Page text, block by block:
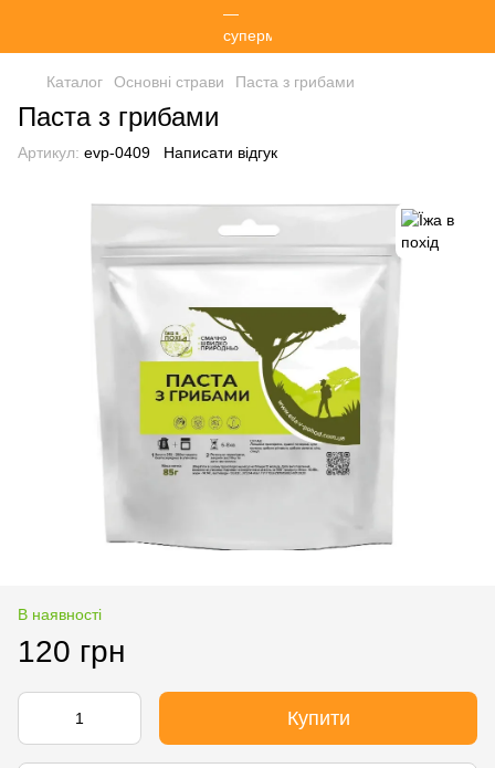
Каталог Основні страви Паста з грибами
Паста з грибами
Артикул: evp-0409 Написати відгук
В наявності
120 грн
Купити